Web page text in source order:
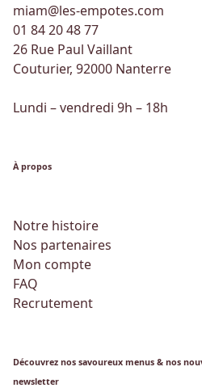
miam@les-empotes.com
01 84 20 48 77
26 Rue Paul Vaillant
Couturier, 92000 Nanterre
Lundi – vendredi 9h – 18h
À propos
Notre histoire
Nos partenaires
Mon compte
FAQ
Recrutement
Découvrez nos savoureux menus & nos
newsletter